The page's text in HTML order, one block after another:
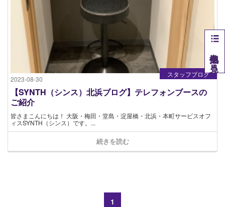
2023-08-30
スタッフブログ
【SYNTH（シンス）北浜ブログ】テレフォンブースの
ご紹介
皆さまこんにちは！ 大阪・梅田・堂島・淀屋橋・北浜・本町サービスオフ
ィスSYNTH（シンス）です​。...
続きを読む
1
他拠点を見る